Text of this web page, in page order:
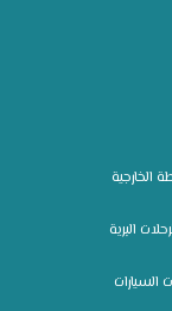
الخارجية
البرية
السيارات